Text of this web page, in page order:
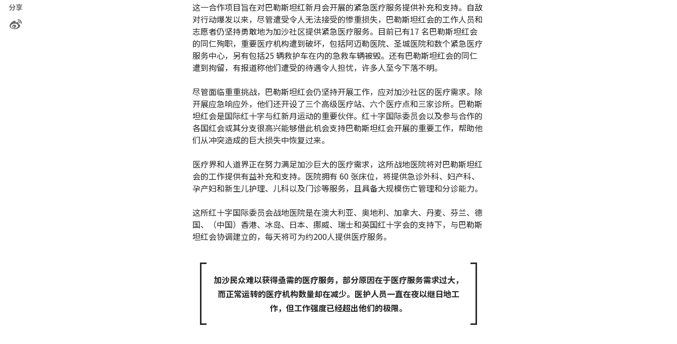
分享
这一合作项目旨在对巴勒斯坦红新月会开展的紧急医疗服务提供补充和支持。自敌
对行动爆发以来，尽管遭受令人无法接受的惨重损失，巴勒斯坦红会的工作人员和
志愿者仍坚持勇敢地为加沙社区提供紧急医疗服务。目前已有17 名巴勒斯坦红会
的同仁殉职，重要医疗机构遭到破坏，包括阿迈勒医院、圣城医院和数个紧急医疗
服务中心，另有包括25 辆救护车在内的急救车辆被毁。还有巴勒斯坦红会的同仁
遭到拘留，有报道称他们遭受的待遇令人担忧，许多人至今下落不明。
尽管面临重重挑战，巴勒斯坦红会仍坚持开展工作，应对加沙社区的医疗需求。除
开展应急响应外，他们还开设了三个高级医疗站、六个医疗点和三家诊所。巴勒斯
坦红会是国际红十字与红新月运动的重要伙伴。红十字国际委员会以及参与合作的
各国红会或其分支很高兴能够借此机会支持巴勒斯坦红会开展的重要工作，帮助他
们从冲突造成的巨大损失中恢复过来。
医疗界和人道界正在努力满足加沙巨大的医疗需求，这所战地医院将对巴勒斯坦红
会的工作提供有益补充和支持。医院拥有 60 张床位，将提供急诊外科、妇产科、
孕产妇和新生儿护理、儿科以及门诊等服务，且具备大规模伤亡管理和分诊能力。
这所红十字国际委员会战地医院是在澳大利亚、奥地利、加拿大、丹麦、芬兰、德
国、（中国）香港、冰岛、日本、挪威、瑞士和英国红十字会的支持下，与巴勒斯
坦红会协调建立的，每天将可为约200人提供医疗服务。
加沙民众难以获得亟需的医疗服务，部分原因在于医疗服务需求过大，
而正常运转的医疗机构数量却在减少。医护人员一直在夜以继日地工
作，但工作强度已经超出他们的极限。